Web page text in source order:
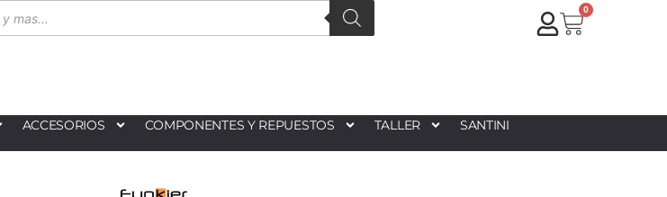
0
ACCESORIOS COMPONENTES Y REPUESTOS TALLER SANTINI